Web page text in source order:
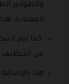
والطوابير
المعتادة،
كما يتم
من التنظيف
هذا